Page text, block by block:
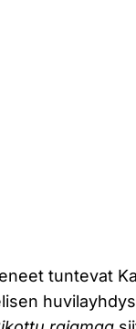
tuntevat